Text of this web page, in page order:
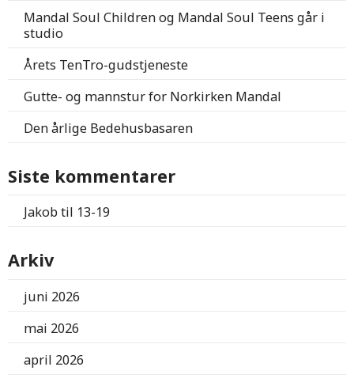
Mandal Soul Children og Mandal Soul Teens går i
studio
Årets TenTro-gudstjeneste
Gutte- og mannstur for Norkirken Mandal
Den årlige Bedehusbasaren
Siste kommentarer
Jakobtil 13-19
Arkiv
juni 2026
mai 2026
april 2026